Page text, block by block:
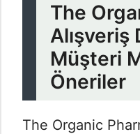
The
Alışveriş
Müşteri
Öneriler
The Organic